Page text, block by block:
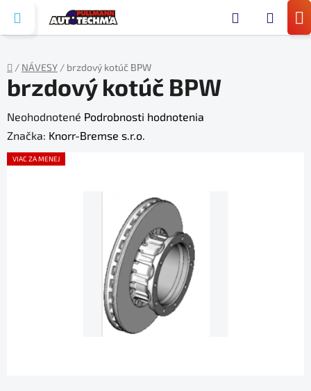
obsah
Domov
/ NÁVESY / brzdový kotúč BPW
brzdový kotúč BPW
Priemerné
hodnotenie
produktu
Neohodnotené Podrobnosti hodnotenia
Značka: Knorr-Bremse s.r.o.
VIAC ZA MENEJ